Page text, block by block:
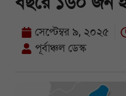
সেপ্টেম্বর ৯, ২০২৫
পূর্বাঞ্চল ডেস্ক